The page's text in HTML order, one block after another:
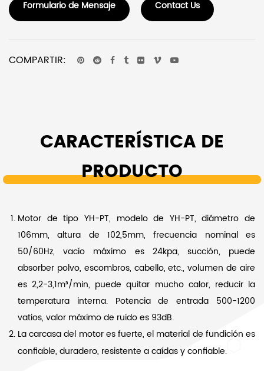
Formulario de Mensaje Contact Us
COMPARTIR:
CARACTERÍSTICA DE
PRODUCTO
Motor de tipo YH-PT, modelo de YH-PT, diámetro de
106mm, altura de 102,5mm, frecuencia nominal es
50/60Hz, vacío máximo es 24kpa, succión, puede
absorber polvo, escombros, cabello, etc., volumen de aire
es 2,2-3,1m³/min, puede quitar mucho calor, reducir la
temperatura interna. Potencia de entrada 500-1200
vatios, valor máximo de ruido es 93dB.
La carcasa del motor es fuerte, el material de fundición es
confiable, duradero, resistente a caídas y confiable.